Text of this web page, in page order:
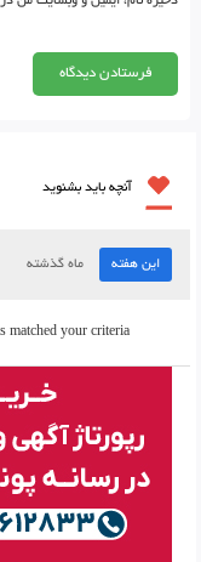
آنچه باید بشنوید
این هفته ماه گذشته
matched your criteria.